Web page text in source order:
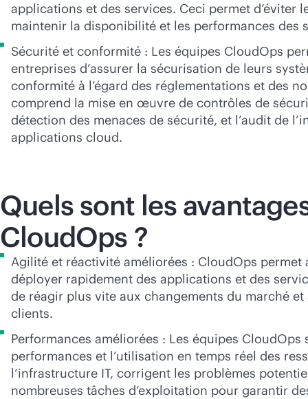
applications et des services. Ceci permet d’éviter
maintenir la disponibilité et les performances des
Sécurité et conformité : Les équipes CloudOps
entreprises d’assurer la sécurisation de leurs
conformité à l’égard des réglementations et des
comprend la mise en œuvre de contrôles de
détection des menaces de sécurité, et l’audit de
applications cloud.
Quels sont les
CloudOps ?
Agilité et réactivité améliorées : CloudOps permet
déployer rapidement des applications et des
de réagir plus vite aux changements du marché et
clients.
Performances améliorées : Les équipes CloudOps
performances et l’utilisation en temps réel des
l’infrastructure IT, corrigent les problèmes
nombreuses tâches d’exploitation pour garantir